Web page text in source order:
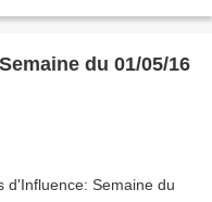
du 01/05/16